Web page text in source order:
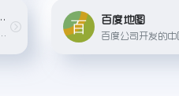
谷歌3D地图
地球卫星和 3D 图像的动画工具。
百度地图